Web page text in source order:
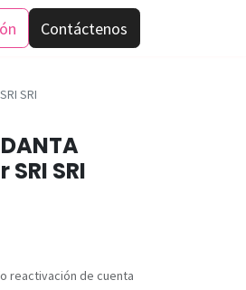
Contáctenos
SRI
SRI
reactivación de cuenta